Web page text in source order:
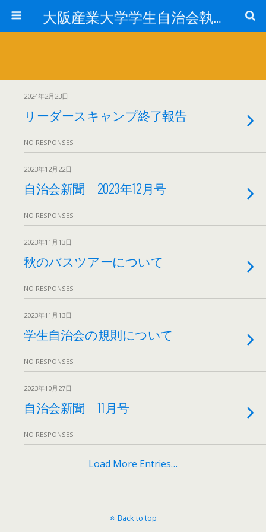
大阪産業大学学生自治会執行委員会
2024年2月23日
リーダースキャンプ終了報告
NO RESPONSES
2023年12月22日
自治会新聞 2023年12月号
NO RESPONSES
2023年11月13日
秋のバスツアーについて
NO RESPONSES
2023年11月13日
学生自治会の規則について
NO RESPONSES
2023年10月27日
自治会新聞 11月号
NO RESPONSES
Load More Entries…
Back to top